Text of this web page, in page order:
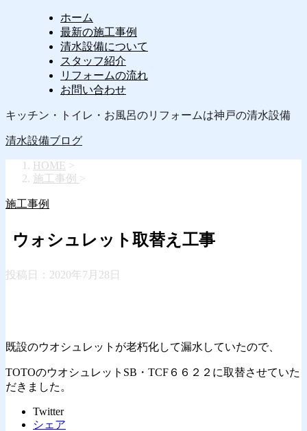
ホーム
最新の施工事例
清水設備について
スタッフ紹介
リフォームの流れ
お問い合わせ
キッチン・トイレ・お風呂のリフォームは神戸の清水設備
清水設備ブログ
HOME >
施工事例 >
施工事例
ウォシュレット取替え工事
投稿日： 2020年7月28日
既設のウオシュレットが老朽化して漏水していたので、
TOTOのウオシュレットSB・TCF６６２２に取替させていた
だきました。
Twitter
シェア